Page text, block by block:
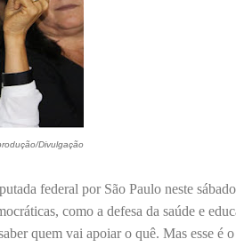
Divulgação
federal por São Paulo neste
como a defesa da saúde e
quem vai apoiar o quê. Mas esse é